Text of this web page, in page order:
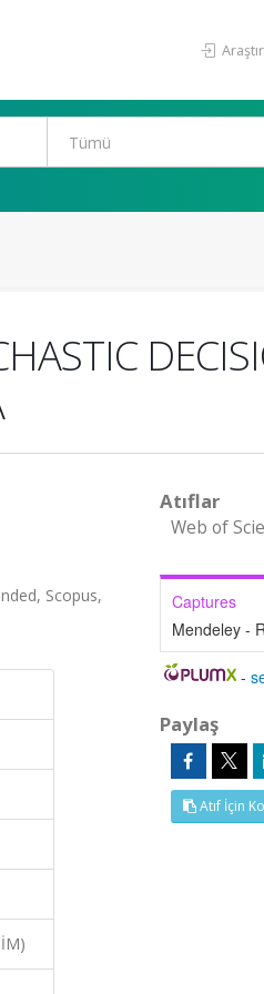
Scopus,
Atıflar
Web of
Captures
Mendeley -
-
Paylaş
Atıf İçin